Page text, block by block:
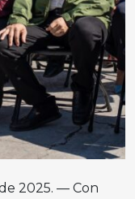
2025. — Con